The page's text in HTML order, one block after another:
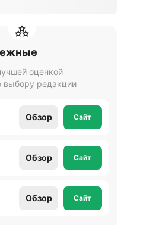
оценкой
выбору редакции
Обзор Сайт
Обзор Сайт
Обзор Сайт